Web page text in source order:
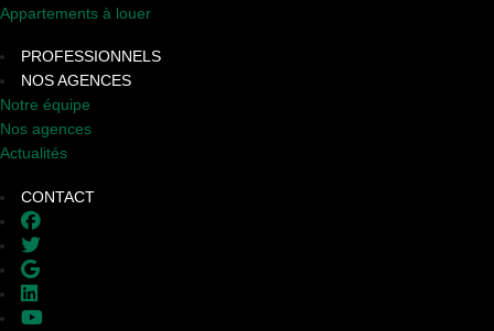
Appartements à louer
PROFESSIONNELS
NOS AGENCES
Notre équipe
Nos agences
Actualités
CONTACT